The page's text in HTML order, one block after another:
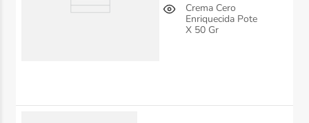
Crema Cero
Enriquecida Pote
X 50 Gr